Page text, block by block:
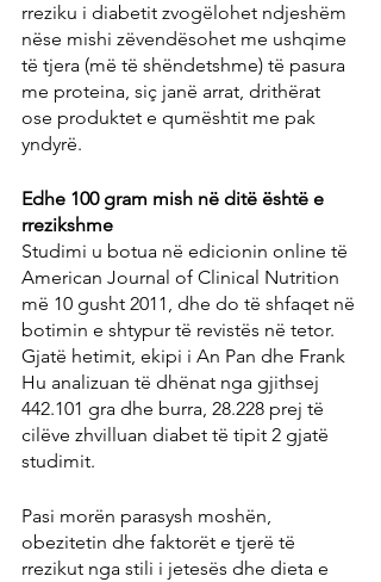
rreziku i diabetit zvogëlohet ndjeshëm
nëse mishi zëvendësohet me ushqime
të tjera (më të shëndetshme) të pasura
me proteina, siç janë arrat, drithërat
ose produktet e qumështit me pak
yndyrë.
Edhe 100 gram mish në ditë është e
rrezikshme
Studimi u botua në edicionin online të
American Journal of Clinical Nutrition
më 10 gusht 2011, dhe do të shfaqet në
botimin e shtypur të revistës në tetor.
Gjatë hetimit, ekipi i An Pan dhe Frank
Hu analizuan të dhënat nga gjithsej
442.101 gra dhe burra, 28.228 prej të
cilëve zhvilluan diabet të tipit 2 gjatë
studimit.
Pasi morën parasysh moshën,
obezitetin dhe faktorët e tjerë të
rrezikut nga stili i jetesës dhe dieta e